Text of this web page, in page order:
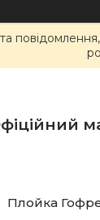
Плойка Гофре